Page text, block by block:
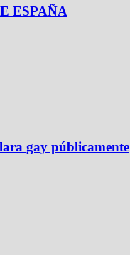
ESPAÑA
gay públicamente